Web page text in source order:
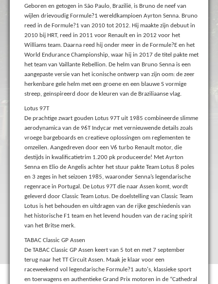
Geboren en getogen in São Paulo, Brazilië, is Bruno de neef van
wijlen drievoudig Formule?1 wereldkampioen Ayrton Senna. Bruno
reed in de Formule?1 van 2010 tot 2012. Hij maakte zijn debuut in
2010 bij HRT, reed in 2011 voor Renault en in 2012 voor het
Williams team. Daarna reed hij onder meer in de Formule?E en het
World Endurance Championship, waar hij in 2017 de titel pakte met
het team van Vaillante Rebellion. De helm van Bruno Senna is een
aangepaste versie van het iconische ontwerp van zijn oom: de zeer
herkenbare gele helm met een groene en een blauwe S vormige
streep, geïnspireerd door de kleuren van de Braziliaanse vlag.
Lotus 97T
De prachtige zwart gouden Lotus 97T uit 1985 combineerde slimme
aerodynamica van de 96T Indycar met vernieuwende details zoals
vroege bargeboards en creatieve oplossingen om reglementen te
omzeilen. Aangedreven door een V6 turbo Renault motor, die
destijds in kwalificatietrim 1.200 pk produceerde! Met Ayrton
Senna en Elio de Angelis achter het stuur pakte Team Lotus 8 poles
en 3 zeges in het seizoen 1985, waaronder Senna’s legendarische
regenrace in Portugal. De Lotus 97T die naar Assen komt, wordt
geleverd door Classic Team Lotus. De doelstelling van Classic Team
Lotus is het behouden en uitdragen van de rijke geschiedenis van
het historische F1 team en het levend houden van de racing spirit
van het Britse merk.
TABAC Classic GP Assen
De TABAC Classic GP Assen keert van 5 tot en met 7 september
terug naar het TT Circuit Assen. Maak je klaar voor een
raceweekend vol legendarische Formule?1 auto's, klassieke sport
en toerwagens en authentieke Grand Prix motoren in de “Cathedral